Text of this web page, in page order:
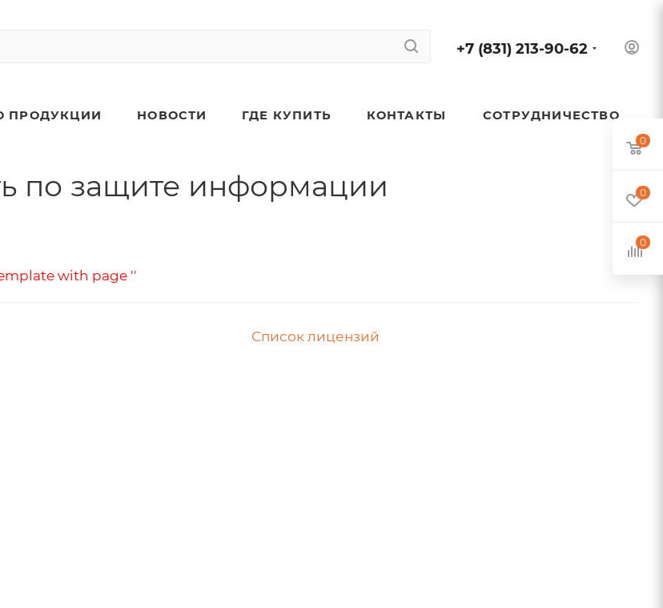
+7 (831) 213-90-62
ПРОДУКЦИИ НОВОСТИ ГДЕ КУПИТЬ КОНТАКТЫ СОТРУДНИЧЕСТВО
по защите информации
with page ''
Список лицензий
0
0
0